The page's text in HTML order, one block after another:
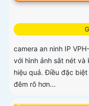
camera an ninh IP
với hình ảnh sắt nét và
hiệu quả. Điều đặc
đêm rõ hơn...